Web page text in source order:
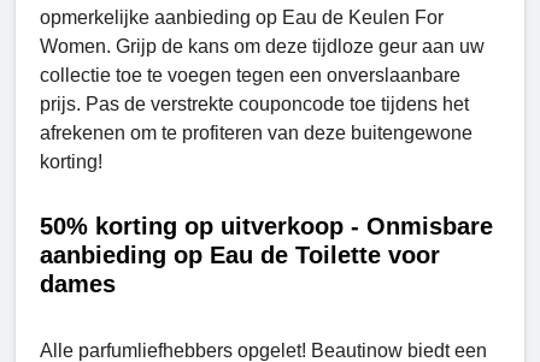
opmerkelijke aanbieding op Eau de Keulen For
Women. Grijp de kans om deze tijdloze geur aan uw
collectie toe te voegen tegen een onverslaanbare
prijs. Pas de verstrekte couponcode toe tijdens het
afrekenen om te profiteren van deze buitengewone
korting!
50% korting op uitverkoop - Onmisbare
aanbieding op Eau de Toilette voor
dames
Alle parfumliefhebbers opgelet! Beautinow biedt een